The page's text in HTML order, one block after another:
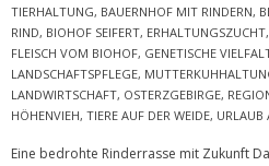
- Schneckenhaus
Bauernhof
- Naturschutzprojekt
TIERHALTUNG, BAUERNHOF MIT RINDERN,
RIND, BIOHOF SEIFERT, ERHALTUNGSZUCHT,
FLEISCH VOM BIOHOF, GENETISCHE
LANDSCHAFTSPFLEGE,
LANDWIRTSCHAFT, OSTERZGEBIRGE,
HÖHENVIEH, TIERE AUF DER WEIDE, URLAUB
Eine bedrohte Rinderrasse mit Zukunft